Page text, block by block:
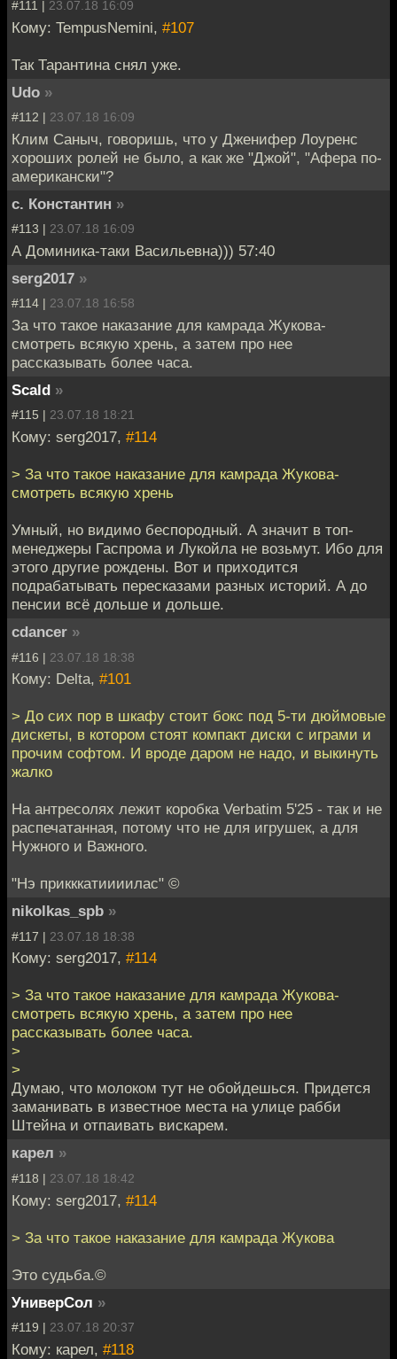
#111 | 23.07.18 16:09
Кому: TempusNemini, #107
Так Тарантина снял уже.
Udo »
#112 | 23.07.18 16:09
Клим Саныч, говоришь, что у Дженифер Лоуренс
хороших ролей не было, а как же "Джой", "Афера по-
американски"?
с. Константин »
#113 | 23.07.18 16:09
А Доминика-таки Васильевна))) 57:40
serg2017 »
#114 | 23.07.18 16:58
За что такое наказание для камрада Жукова-
смотреть всякую хрень, а затем про нее
рассказывать более часа.
Scald »
#115 | 23.07.18 18:21
Кому: serg2017, #114
> За что такое наказание для камрада Жукова-
смотреть всякую хрень
Умный, но видимо беспородный. А значит в топ-
менеджеры Гаспрома и Лукойла не возьмут. Ибо для
этого другие рождены. Вот и приходится
подрабатывать пересказами разных историй. А до
пенсии всё дольше и дольше.
cdancer »
#116 | 23.07.18 18:38
Кому: Delta, #101
> До сих пор в шкафу стоит бокс под 5-ти дюймовые
дискеты, в котором стоят компакт диски с играми и
прочим софтом. И вроде даром не надо, и выкинуть
жалко
На антресолях лежит коробка Verbatim 5'25 - так и не
распечатанная, потому что не для игрушек, а для
Нужного и Важного.
"Нэ прикккатиииилас" ©
nikolkas_spb »
#117 | 23.07.18 18:38
Кому: serg2017, #114
> За что такое наказание для камрада Жукова-
смотреть всякую хрень, а затем про нее
рассказывать более часа.
>
>
Думаю, что молоком тут не обойдешься. Придется
заманивать в известное места на улице рабби
Штейна и отпаивать вискарем.
карел »
#118 | 23.07.18 18:42
Кому: serg2017, #114
> За что такое наказание для камрада Жукова
Это судьба.©
УниверСол »
#119 | 23.07.18 20:37
Кому: карел, #118